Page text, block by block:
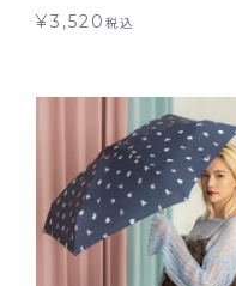
晴雨兼用 ギフト対象 Wpc.
¥3,520税込